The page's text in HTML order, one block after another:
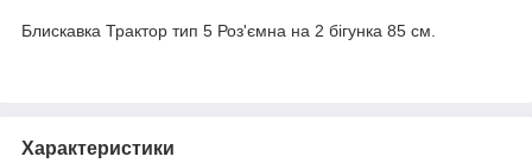
Блискавка Трактор тип 5 Роз'ємна на 2 бігунка 85 см.
Характеристики